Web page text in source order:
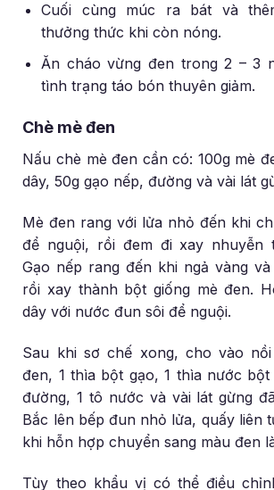
Cuối cùng múc ra bát và
thưởng thức khi còn nóng.
Ăn cháo vừng đen trong 2 – 3
tình trạng táo bón thuyên giảm.
Chè mè đen
Nấu chè mè đen cần có: 100g mè
dây, 50g gạo nếp, đường và vài lát
Mè đen rang với lửa nhỏ đến khi
để nguội, rồi đem đi xay nhuyễn
Gạo nếp rang đến khi ngả vàng
rồi xay thành bột giống mè đen.
dây với nước đun sôi để nguội.
Sau khi sơ chế xong, cho vào
đen, 1 thìa bột gạo, 1 thìa nước
đường, 1 tô nước và vài lát gừng
Bắc lên bếp đun nhỏ lửa, quấy liên
khi hỗn hợp chuyển sang màu đen
Tùy theo khẩu vị có thể điều